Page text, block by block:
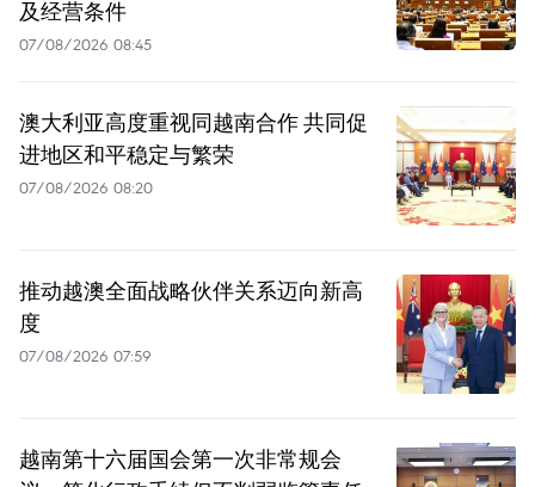
及经营条件
07/08/2026 08:45
澳大利亚高度重视同越南合作 共同促
进地区和平稳定与繁荣
07/08/2026 08:20
推动越澳全面战略伙伴关系迈向新高
度
07/08/2026 07:59
越南第十六届国会第一次非常规会